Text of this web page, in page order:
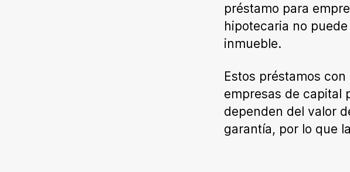
préstamo para
hipotecaria no
inmueble.
Estos préstamos
empresas de capital
dependen del valor
garantía, por lo que